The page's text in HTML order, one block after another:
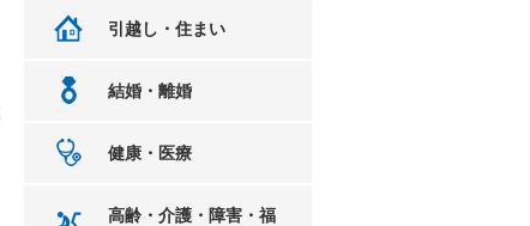
引越し・住まい
結婚・離婚
健康・医療
高齢・介護・障害・福